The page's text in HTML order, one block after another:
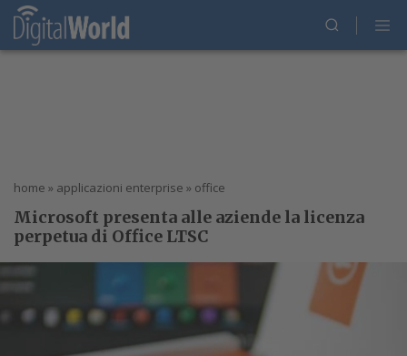
home » applicazioni enterprise » office
Microsoft presenta alle aziende la licenza
perpetua di Office LTSC